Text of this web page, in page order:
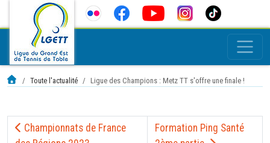
Toute l'actualité Ligue des Champions : Metz TT s'offre une finale !
Championnats de France
Formation Ping Santé